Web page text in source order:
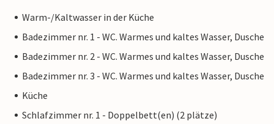
Warm-/Kaltwasser in der Küche
Badezimmer nr. 1 - WC. Warmes und kaltes Wasser, Dusche
Badezimmer nr. 2 - WC. Warmes und kaltes Wasser, Dusche
Badezimmer nr. 3 - WC. Warmes und kaltes Wasser, Dusche
Küche
Schlafzimmer nr. 1 - Doppelbett(en) (2 plätze)